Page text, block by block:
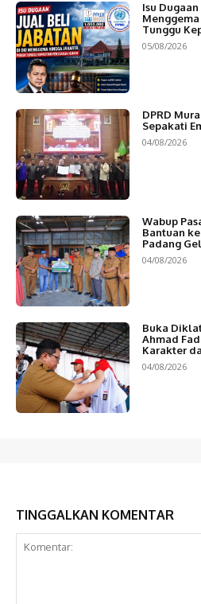
Isu
Tunggu
05/08/2026
DPRD
Sepakati
04/08/2026
Wabup
Bantuan
Padang
04/08/2026
Buka
Ahmad
Karakter
04/08/2026
TINGGALKAN KOMENTAR